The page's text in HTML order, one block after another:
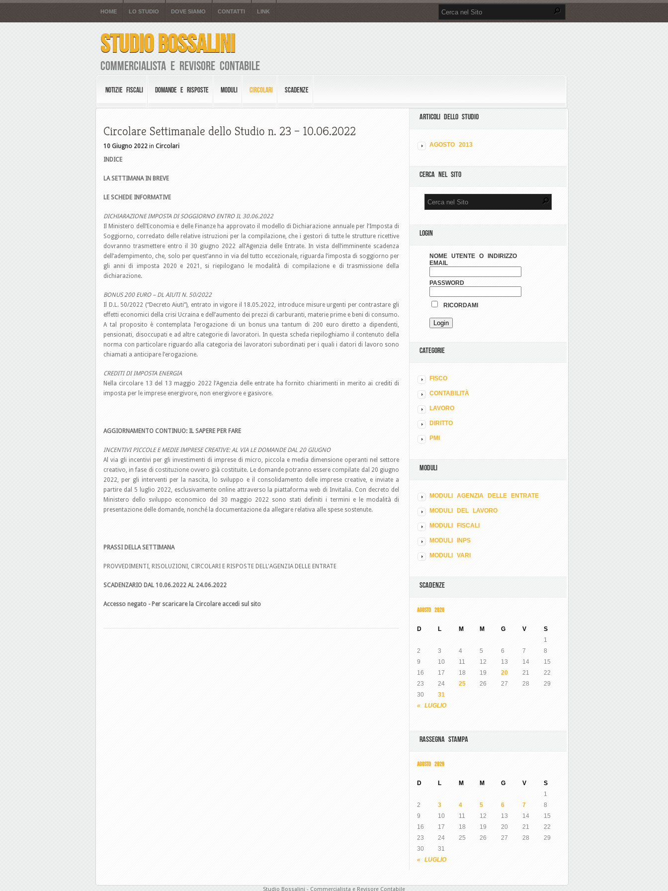
HOME LO STUDIO DOVE SIAMO CONTATTI LINK
STUDIO BOSSALINI
Commercialista e Revisore Contabile
NOTIZIE FISCALI DOMANDE E RISPOSTE MODULI CIRCOLARI SCADENZE
Circolare Settimanale dello Studio n. 23 – 10.06.2022
10 Giugno 2022 in Circolari
INDICE
LA SETTIMANA IN BREVE
LE SCHEDE INFORMATIVE
DICHIARAZIONE IMPOSTA DI SOGGIORNO ENTRO IL 30.06.2022
Il Ministero dell’Economia e delle Finanze ha approvato il modello di Dichiarazione annuale per l’Imposta di
Soggiorno, corredato delle relative istruzioni per la compilazione, che i gestori di tutte le strutture ricettive
dovranno trasmettere entro il 30 giugno 2022 all’Agenzia delle Entrate. In vista dell’imminente scadenza
dell’adempimento, che, solo per quest’anno in via del tutto eccezionale, riguarda l’imposta di soggiorno per
gli anni di imposta 2020 e 2021, si riepilogano le modalità di compilazione e di trasmissione della
dichiarazione.
BONUS 200 EURO – DL AIUTI N. 50/2022
Il D.L. 50/2022 (“Decreto Aiuti”), entrato in vigore il 18.05.2022, introduce misure urgenti per contrastare gli
effetti economici della crisi Ucraina e dell’aumento dei prezzi di carburanti, materie prime e beni di consumo.
A tal proposito è contemplata l’erogazione di un bonus una tantum di 200 euro diretto a dipendenti,
pensionati, disoccupati e ad altre categorie di lavoratori. In questa scheda riepiloghiamo il contenuto della
norma con particolare riguardo alla categoria dei lavoratori subordinati per i quali i datori di lavoro sono
chiamati a anticipare l’erogazione.
CREDITI DI IMPOSTA ENERGIA
Nella circolare 13 del 13 maggio 2022 l’Agenzia delle entrate ha fornito chiarimenti in merito ai crediti di
imposta per le imprese energivore, non energivore e gasivore.
AGGIORNAMENTO CONTINUO: IL SAPERE PER FARE
INCENTIVI PICCOLE E MEDIE IMPRESE CREATIVE: AL VIA LE DOMANDE DAL 20 GIUGNO
Al via gli incentivi per gli investimenti di imprese di micro, piccola e media dimensione operanti nel settore
creativo, in fase di costituzione ovvero già costituite. Le domande potranno essere compilate dal 20 giugno
2022, per gli interventi per la nascita, lo sviluppo e il consolidamento delle imprese creative, e inviate a
partire dal 5 luglio 2022, esclusivamente online attraverso la piattaforma web di Invitalia. Con decreto del
Ministero dello sviluppo economico del 30 maggio 2022 sono stati definiti i termini e le modalità di
presentazione delle domande, nonché la documentazione da allegare relativa alle spese sostenute.
PRASSI DELLA SETTIMANA
PROVVEDIMENTI, RISOLUZIONI, CIRCOLARI E RISPOSTE DELL'AGENZIA DELLE ENTRATE
SCADENZARIO DAL 10.06.2022 AL 24.06.2022
Accesso negato - Per scaricare la Circolare accedi sul sito
ARTICOLI DELLO STUDIO
AGOSTO 2013
CERCA NEL SITO
LOGIN
NOME UTENTE O INDIRIZZO
EMAIL
PASSWORD
RICORDAMI
CATEGORIE
FISCO
CONTABILITÀ
LAVORO
DIRITTO
PMI
MODULI
MODULI AGENZIA DELLE ENTRATE
MODULI DEL LAVORO
MODULI FISCALI
MODULI INPS
MODULI VARI
SCADENZE
AGOSTO 2026
D L M M G V S
« LUGLIO
1
2
3 4 5 6 7
8
9
10 11 12 13 14
15
16
17 18 19 20 21
22
23
24 25 26 27 28
29
30
31
RASSEGNA STAMPA
AGOSTO 2026
D L M M G V S
« LUGLIO
1
2
3 4 5 6 7
8
9
10 11 12 13 14
15
16
17 18 19 20 21
22
23
24 25 26 27 28
29
30
31
Studio Bossalini - Commercialista e Revisore Contabile